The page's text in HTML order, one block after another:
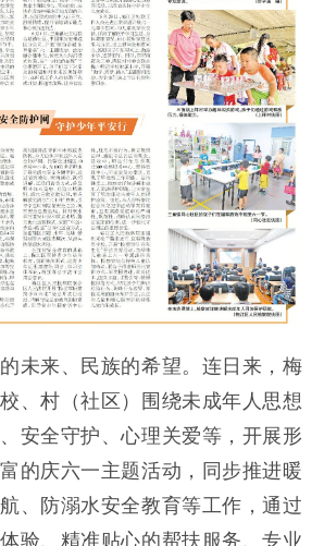
未来、民族的希望。连日来，梅
、村（社区）围绕未成年人思想
安全守护、心理关爱等，开展形
的庆六一主题活动，同步推进暖
、防溺水安全教育等工作，通过
验、精准贴心的帮扶服务、专业